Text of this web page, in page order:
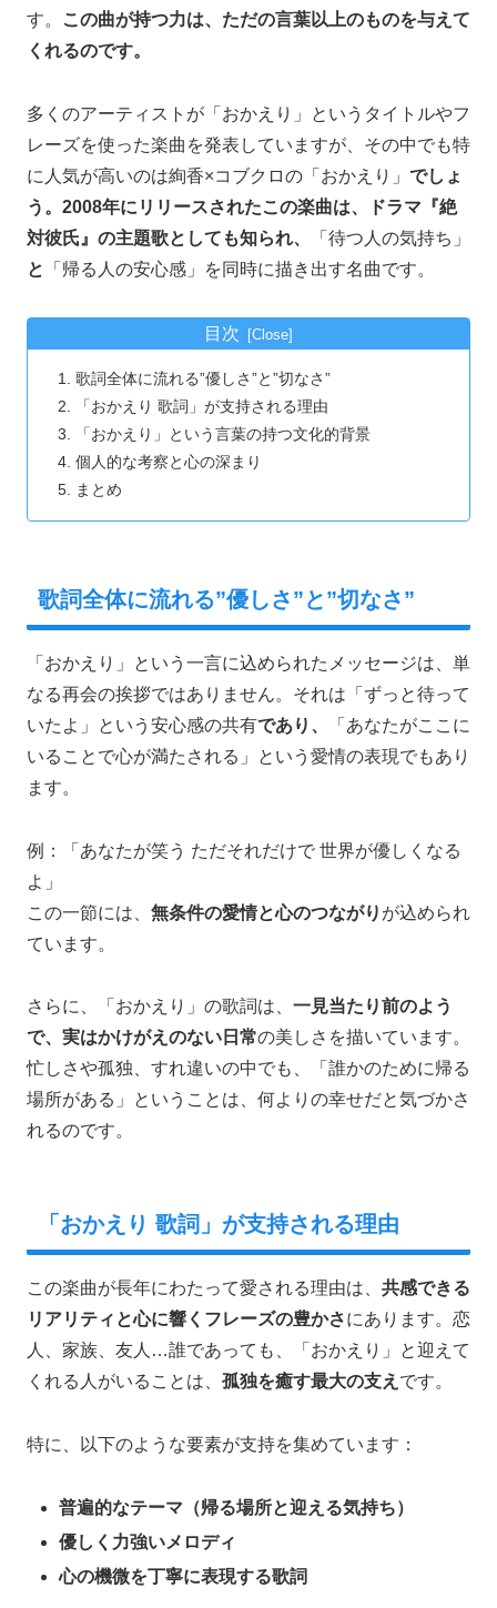
す。
この曲が持つ力は、ただの言葉以上のものを与えて
くれるのです。
多くのアーティストが「おかえり」というタイトルやフ
レーズを使った楽曲を発表していますが、その中でも特
に人気が高いのは絢香×コブクロの「おかえり」 でしょ
う。2008年にリリースされたこの楽曲は、ドラマ『絶
対彼氏』の主題歌としても知られ、
「待つ人の気持ち」
と
「帰る人の安心感」を同時に描き出す名曲です。
目次
歌詞全体に流れる”優しさ”と”切なさ”
「おかえり 歌詞」が支持される理由
「おかえり」という言葉の持つ文化的背景
個人的な考察と心の深まり
まとめ
歌詞全体に流れる”優しさ”と”切なさ”
「おかえり」という一言に込められたメッセージは、単
なる再会の挨拶ではありません。それは「ずっと待って
いたよ」という安心感の共有であり、
「あなたがここに
いることで心が満たされる」という愛情の表現でもあり
ます。
例：「あなたが笑う ただそれだけで 世界が優しくなる
よ」
この一節には、 無条件の愛情と心のつながり が込められ
ています。
さらに、「おかえり」の歌詞は、 一見当たり前のよう
で、実はかけがえのない日常の美しさを描いています。
忙しさや孤独、すれ違いの中でも、「誰かのために帰る
場所がある」ということは、何よりの幸せだと気づかさ
れるのです。
「おかえり 歌詞」が支持される理由
この楽曲が長年にわたって愛される理由は、 共感できる
リアリティと心に響くフレーズの豊かさにあります。恋
人、家族、友人…誰であっても、「おかえり」と迎えて
くれる人がいることは、 孤独を癒す最大の支え です。
特に、以下のような要素が支持を集めています：
普遍的なテーマ（帰る場所と迎える気持ち）
優しく力強いメロディ
心の機微を丁寧に表現する歌詞